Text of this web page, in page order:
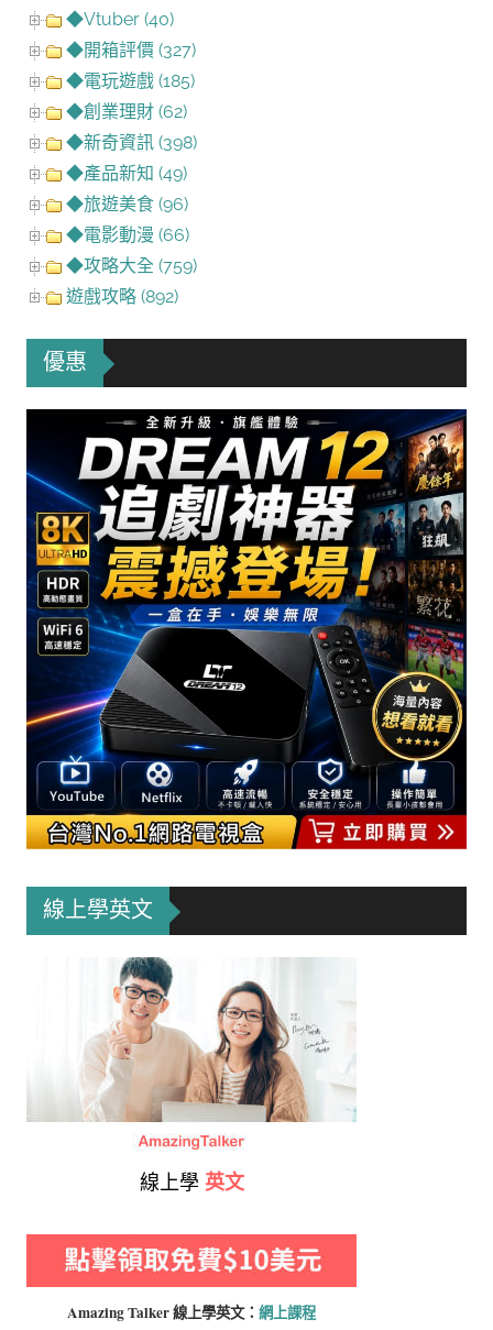
◆Vtuber (40)
◆開箱評價 (327)
◆電玩遊戲 (185)
◆創業理財 (62)
◆新奇資訊 (398)
◆產品新知 (49)
◆旅遊美食 (96)
◆電影動漫 (66)
◆攻略大全 (759)
遊戲攻略 (892)
優惠
線上學英文
線上學 英文
Amazing Talker 線上學英文： 網上課程